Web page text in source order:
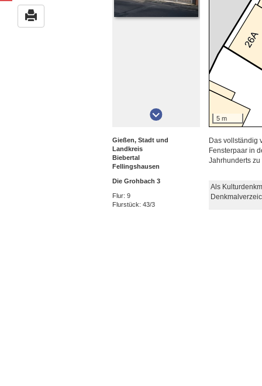
5 m
Gießen, Stadt und
Landkreis
Biebertal
Fellingshausen
Die Grohbach 3
Flur: 9
Flurstück: 43/3
Das vollständig
Fensterpaar in
Jahrhunderts
Als